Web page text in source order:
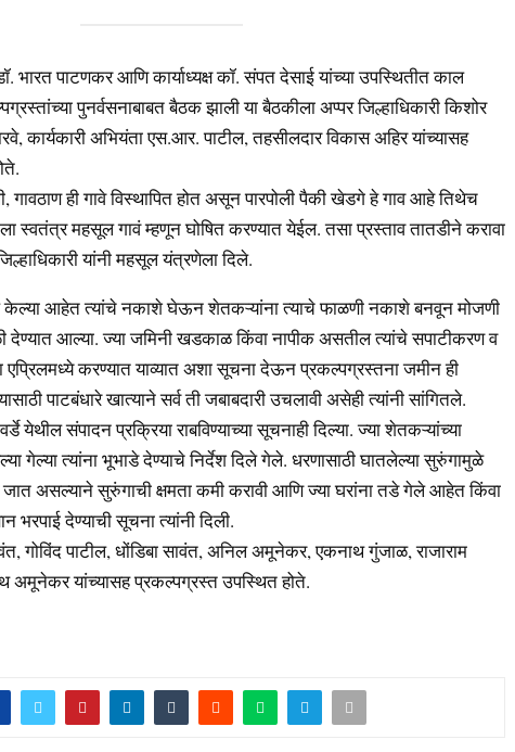
भारत पाटणकर आणि कार्याध्यक्ष कॉ. संपत देसाई यांच्या उपस्थितीत काल
पुनर्वसनाबाबत बैठक झाली या बैठकीला अप्पर जिल्हाधिकारी किशोर
कार्यकारी अभियंता एस.आर. पाटील, तहसीलदार विकास अहिर यांच्यासह
गावठाण ही गावे विस्थापित होत असून पारपोली पैकी खेडगे हे गाव आहे तिथेच
स्वतंत्र महसूल गावं म्हणून घोषित करण्यात येईल. तसा प्रस्ताव तातडीने करावा
यांनी महसूल यंत्रणेला दिले.
केल्या आहेत त्यांचे नकाशे घेऊन शेतकऱ्यांना त्याचे फाळणी नकाशे बनवून मोजणी
देण्यात आल्या. ज्या जमिनी खडकाळ किंवा नापीक असतील त्यांचे सपाटीकरण व
एप्रिलमध्ये करण्यात याव्यात अशा सूचना देऊन प्रकल्पग्रस्तना जमीन ही
पाटबंधारे खात्याने सर्व ती जबाबदारी उचलावी असेही त्यांनी सांगितले.
संपादन प्रक्रिया राबविण्याच्या सूचनाही दिल्या. ज्या शेतकऱ्यांच्या
गेल्या त्यांना भूभाडे देण्याचे निर्देश दिले गेले. धरणासाठी घातलेल्या सुरुंगामुळे
असल्याने सुरुंगाची क्षमता कमी करावी आणि ज्या घरांना तडे गेले आहेत किंवा
देण्याची सूचना त्यांनी दिली.
गोविंद पाटील, धोंडिबा सावंत, अनिल अमूनेकर, एकनाथ गुंजाळ, राजाराम
यांच्यासह प्रकल्पग्रस्त उपस्थित होते.